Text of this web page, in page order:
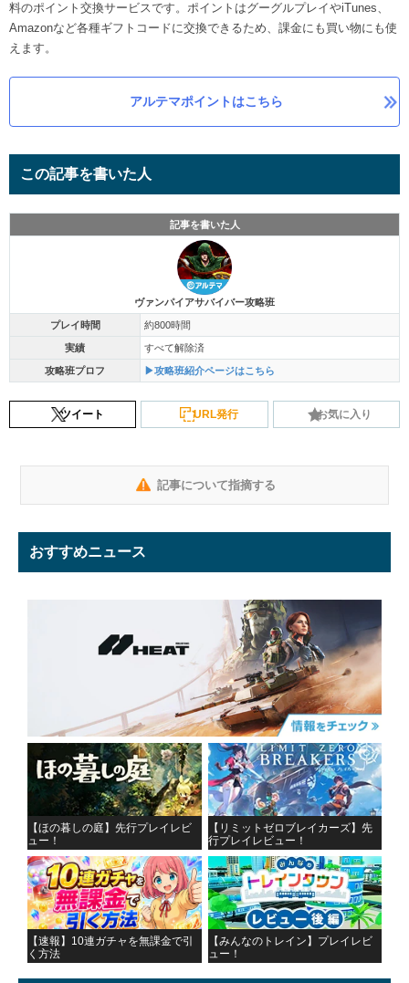
料のポイント交換サービスです。ポイントはグーグルプレイやiTunes、
Amazonなど各種ギフトコードに交換できるため、課金にも買い物にも使
えます。
アルテマポイントはこちら
この記事を書いた人
記事を書いた人
ヴァンパイアサバイバー攻略班
プレイ時間 約800時間
実績 すべて解除済
攻略班プロフ ▶攻略班紹介ページはこちら
ツイート URL発行 お気に入り
記事について指摘する
おすすめニュース
【ほの暮しの庭】先行プレイレビ
ュー！
【リミットゼロブレイカーズ】先
行プレイレビュー！
【速報】10連ガチャを無課金で引
く方法
【みんなのトレイン】プレイレビ
ュー！